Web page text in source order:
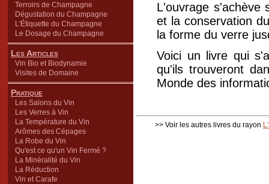
Terroirs de Champagne
Dégustation du Champagne
L'Étiquette du Champagne
Le Dosage du Champagne
Les Articles
Vin Bio et Biodynamie
Visites de Domaine
Pratique
Les Salons du Vin
Les Verres à Vin
La Température du Vin
Arômes des Cépages
La Robe du Vin
Qu'est ce qu'un Vin Fermé ?
La Minéralité du Vin
La Réduction
Vin et Carafe
L'ouvrage s'achève
et la conservation
la forme du verre
Voici un livre qui
qu'ils trouveront
Monde des
>> Voir les autres livres du rayon